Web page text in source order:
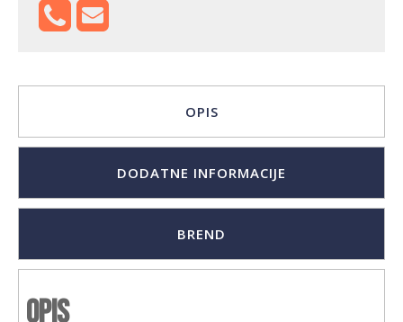
OPIS
DODATNE INFORMACIJE
BREND
Opis